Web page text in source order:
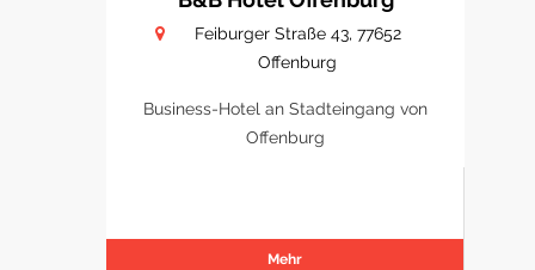
Feiburger Straße 43, 77652
Offenburg
Business-Hotel an Stadteingang von
Offenburg
Mehr